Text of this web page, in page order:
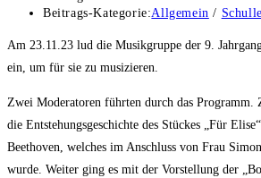
Beitrags-Kategorie:Allgemein /
Am 23.11.23 lud die Musikgruppe der 9.
ein, um für sie zu musizieren.
Zwei Moderatoren führten durch das Programm.
die Entstehungsgeschichte des Stückes „Für
Beethoven, welches im Anschluss von Frau
wurde. Weiter ging es mit der Vorstellung der